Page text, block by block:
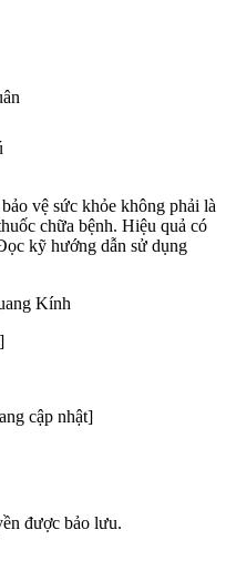
vệ sức khỏe không phải là
chữa bệnh. Hiệu quả có
kỹ hướng dẫn sử dụng
Kính
cập nhật]
được bảo lưu.